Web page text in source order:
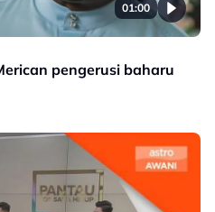
01:00
pengerusi baharu